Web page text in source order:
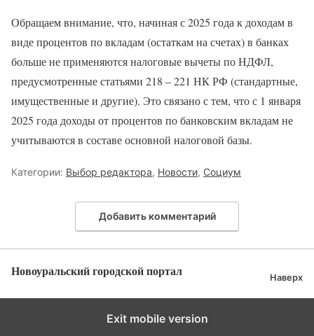
Обращаем внимание, что, начиная с 2025 года к доходам в
виде процентов по вкладам (остаткам на счетах) в банках
больше не применяются налоговые вычеты по НДФЛ,
предусмотренные статьями 218 – 221 НК РФ (стандартные,
имущественные и другие). Это связано с тем, что с 1 января
2025 года доходы от процентов по банковским вкладам не
учитываются в составе основной налоговой базы.
Категории: Выбор редактора, Новости, Социум
Добавить комментарий
Новоуральский городской портал Наверх
Exit mobile version